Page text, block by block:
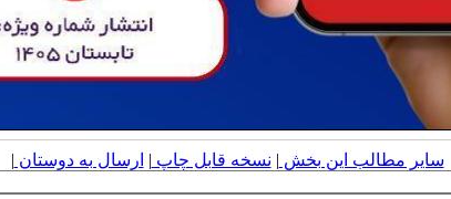
سایر مطالب این بخش | نسخه قابل چاپ | ارسال به دوستان |